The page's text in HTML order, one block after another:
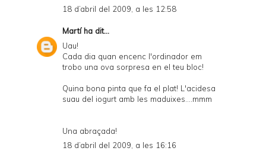
18 d’abril del 2009, a les 12:58
Martíha dit...
Uau!
Cada dia quan encenc l'ordinador em
trobo una ova sorpresa en el teu bloc!
Quina bona pinta que fa el plat! L'acidesa
suau del iogurt amb les maduixes....mmm
Una abraçada!
18 d’abril del 2009, a les 16:16